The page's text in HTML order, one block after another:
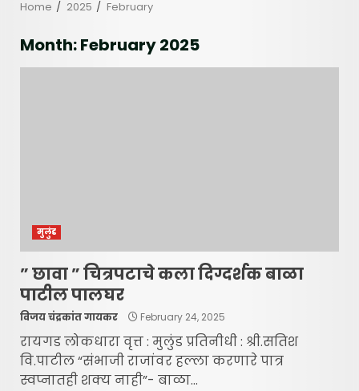
Home 2025 February
Month:February 2025
मुलुंड
” छावा ” चित्रपटाचे कला दिग्दर्शक बाळा
पाटील पालघर
विजय चंद्रकांत गायकर February 24, 2025
रायगड लोकधारा वृत्त : मुलुंड प्रतिनीधी : श्री.सतिश
वि.पाटील “संभाजी राजांवर हल्ला करणारे पात्र
स्वप्नातही शक्य नाही”- बाळा...